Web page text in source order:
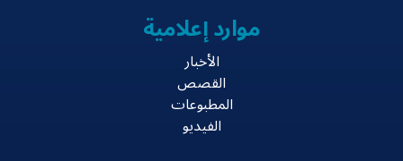
موارد إعلامية
الأخبار
القصص
المطبوعات
الفيديو